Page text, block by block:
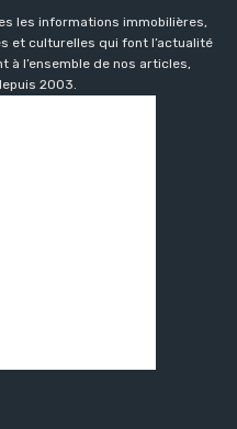
les informations immobilières,
et culturelles qui font l’actualité
l’ensemble de nos articles,
2003.